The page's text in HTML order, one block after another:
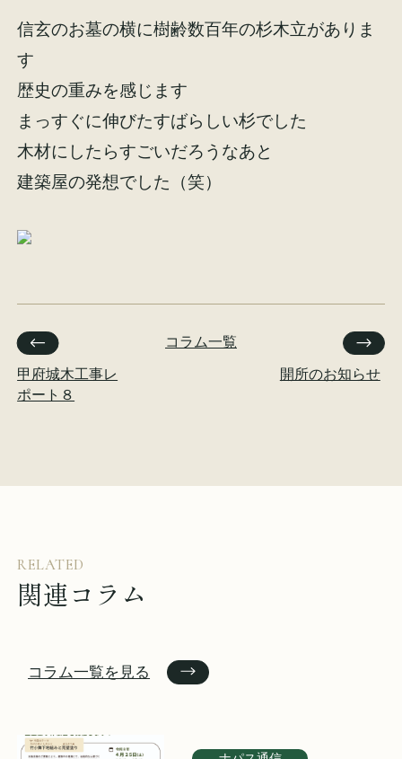
信玄のお墓の横に樹齢数百年の杉木立がありま
す
歴史の重みを感じます
まっすぐに伸びたすばらしい杉でした
木材にしたらすごいだろうなあと
建築屋の発想でした（笑）
甲府城木工事レ
ポート８
コラム一覧
開所のお知らせ
RELATED
関連コラム
コラム一覧を見る